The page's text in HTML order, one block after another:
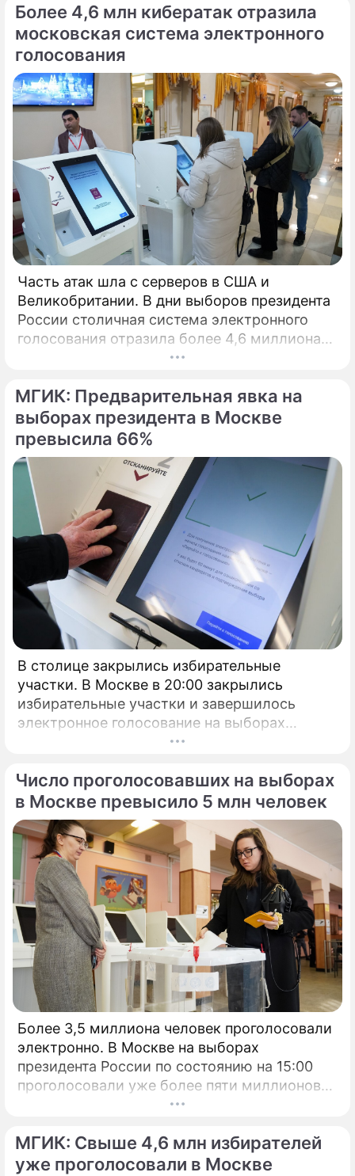
Более 4,6 млн кибератак отразила
московская система электронного
голосования
Часть атак шла с серверов в США и
Великобритании. В дни выборов президента
России столичная система электронного
голосования отразила более 4,6 миллиона
кибератак, сообщил глава Электронного
МГИК: Предварительная явка на
выборах президента в Москве
превысила 66%
В столице закрылись избирательные
участки. В Москве в 20:00 закрылись
избирательные участки и завершилось
электронное голосование на выборах
Число проголосовавших на выборах
в Москве превысило 5 млн человек
Более 3,5 миллиона человек проголосовали
электронно. В Москве на выборах
президента России по состоянию на 15:00
проголосовали уже более пяти миллионов
МГИК: Свыше 4,6 млн избирателей
уже проголосовали в Москве